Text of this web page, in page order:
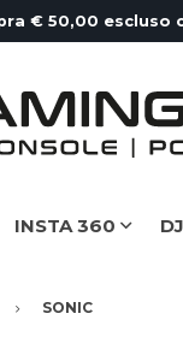
€ 50,00 escluso
INSTA 360
SONIC